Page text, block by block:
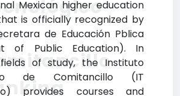
Mexican higher education
is officially recognized by
de Educación Pblica
of Public Education). In
of study, the Instituto
de Comitancillo (IT
provides courses and